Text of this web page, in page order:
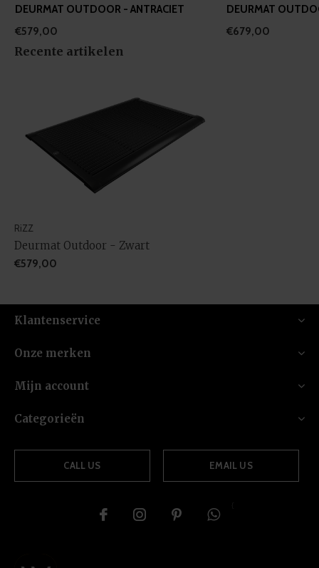
DEURMAT OUTDOOR - ANTRACIET
€579,00
DEURMAT
€679,00
Recente artikelen
RiZZ
Deurmat Outdoor - Zwart
€579,00
Klantenservice
Onze merken
Mijn account
Categorieën
CALL US EMAIL US